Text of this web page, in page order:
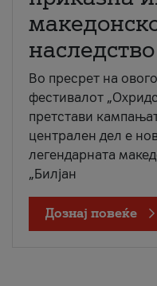
наследство
Во пресрет на
фестивалот
претстави
централен дел е
легендарната
„Билјан
Дознај повеќе